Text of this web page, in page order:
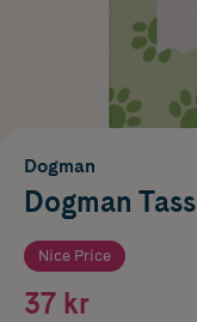
Dogman
Dogman
Nice Price
37 kr